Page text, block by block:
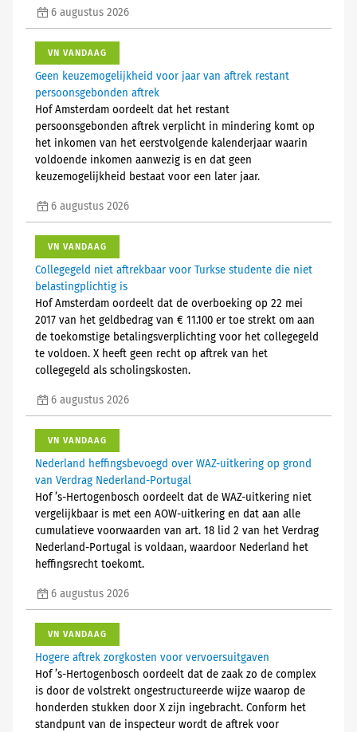
6 augustus 2026
VN VANDAAG
Geen keuzemogelijkheid voor jaar van aftrek restant
persoonsgebonden aftrek
Hof Amsterdam oordeelt dat het restant
persoonsgebonden aftrek verplicht in mindering komt op
het inkomen van het eerstvolgende kalenderjaar waarin
voldoende inkomen aanwezig is en dat geen
keuzemogelijkheid bestaat voor een later jaar.
6 augustus 2026
VN VANDAAG
Collegegeld niet aftrekbaar voor Turkse studente die niet
belastingplichtig is
Hof Amsterdam oordeelt dat de overboeking op 22 mei
2017 van het geldbedrag van € 11.100 er toe strekt om aan
de toekomstige betalingsverplichting voor het collegegeld
te voldoen. X heeft geen recht op aftrek van het
collegegeld als scholingskosten.
6 augustus 2026
VN VANDAAG
Nederland heffingsbevoegd over WAZ-uitkering op grond
van Verdrag Nederland-Portugal
Hof ’s-Hertogenbosch oordeelt dat de WAZ-uitkering niet
vergelijkbaar is met een AOW-uitkering en dat aan alle
cumulatieve voorwaarden van art. 18 lid 2 van het Verdrag
Nederland-Portugal is voldaan, waardoor Nederland het
heffingsrecht toekomt.
6 augustus 2026
VN VANDAAG
Hogere aftrek zorgkosten voor vervoersuitgaven
Hof ’s-Hertogenbosch oordeelt dat de zaak zo de complex
is door de volstrekt ongestructureerde wijze waarop de
honderden stukken door X zijn ingebracht. Conform het
standpunt van de inspecteur wordt de aftrek voor